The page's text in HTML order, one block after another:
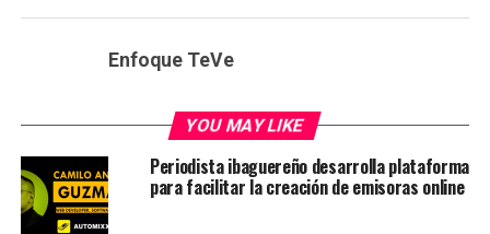
Enfoque TeVe
YOU MAY LIKE
Periodista ibaguereño desarrolla plataforma
para facilitar la creación de emisoras online